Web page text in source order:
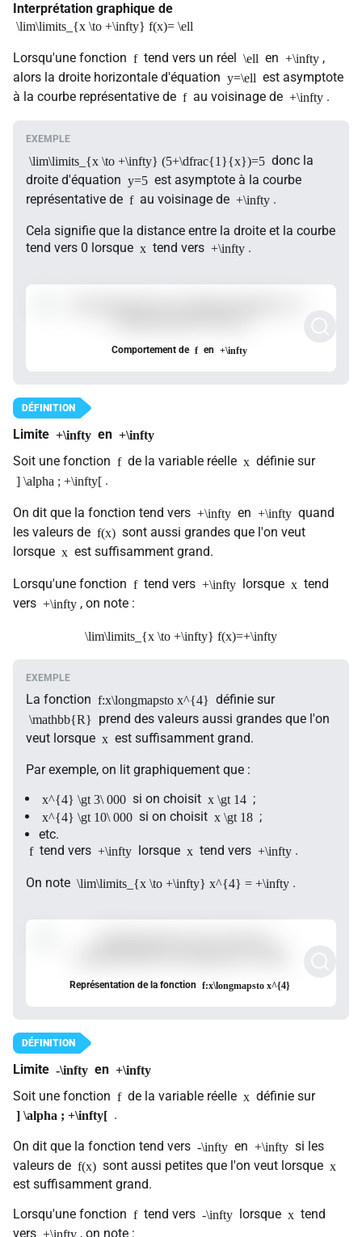
Interprétation graphique de
\lim\limits_{x \to +\infty} f(x)= \ell
Lorsqu'une fonction f tend vers un réel \ell en +\infty ,
alors la droite horizontale d'équation y=\ell est asymptote
à la courbe représentative de f au voisinage de +\infty .
\lim\limits_{x \to +\infty} (5+\dfrac{1}{x})=5 donc la
droite d'équation y=5 est asymptote à la courbe
représentative de f au voisinage de +\infty .
Cela signifie que la distance entre la droite et la courbe
tend vers 0 lorsque x tend vers +\infty .
Comportement de f en +\infty
Limite +\infty en +\infty
Soit une fonction f de la variable réelle x définie sur
] \alpha ; +\infty[ .
On dit que la fonction tend vers +\infty en +\infty quand
les valeurs de f(x) sont aussi grandes que l'on veut
lorsque x est suffisamment grand.
Lorsqu'une fonction f tend vers +\infty lorsque x tend
vers +\infty , on note :
\lim\limits_{x \to +\infty} f(x)=+\infty
La fonction f:x\longmapsto x^{4} définie sur
\mathbb{R} prend des valeurs aussi grandes que l'on
veut lorsque x est suffisamment grand.
Par exemple, on lit graphiquement que :
x^{4} \gt 3\ 000 si on choisit x \gt 14 ;
x^{4} \gt 10\ 000 si on choisit x \gt 18 ;
etc.
f tend vers +\infty lorsque x tend vers +\infty .
On note \lim\limits_{x \to +\infty} x^{4} = +\infty .
Représentation de la fonction f:x\longmapsto x^{4}
Limite -\infty en +\infty
Soit une fonction f de la variable réelle x définie sur
] \alpha ; +\infty[ .
On dit que la fonction tend vers -\infty en +\infty si les
valeurs de f(x) sont aussi petites que l'on veut lorsque x
est suffisamment grand.
Lorsqu'une fonction f tend vers -\infty lorsque x tend
vers +\infty , on note :